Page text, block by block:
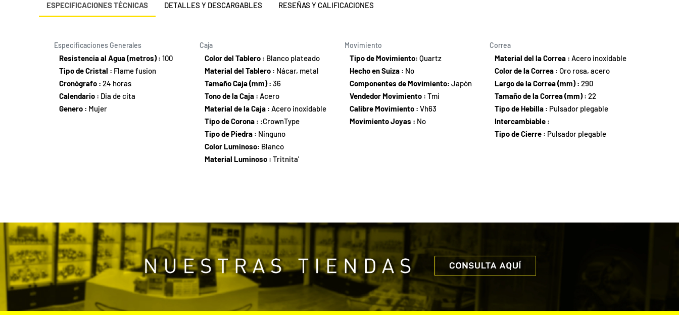
ESPECIFICACIONES TÉCNICAS DETALLES Y DESCARGABLES RESEÑAS Y CALIFICACIONES
Especificaciones Generales
Resistencia al Agua (metros) :100
Tipo de Cristal : Flame fusion
Cronógrafo :24 horas
Calendario : Dia de cita
Genero : Mujer
Caja
Color del Tablero : Blanco plateado
Material del Tablero : Nácar, metal
Tamaño Caja (mm) : 36
Tono de la Caja : Acero
Material de la Caja : Acero inoxidable
Tipo de Corona : :CrownType
Tipo de Piedra : Ninguno
Color Luminoso: Blanco
Material Luminoso : Tritnita'
Movimiento
Tipo de Movimiento: Quartz
Hecho en Suiza : No
Componentes de Movimiento: Japón
Vendedor Movimiento : Tmi
Calibre Movimiento : Vh63
Movimiento Joyas : No
Correa
Material del la Correa :Acero inoxidable
Color de la Correa : Oro rosa, acero
Largo de la Correa (mm) :290
Tamaño de la Correa (mm) :22
Tipo de Hebilla : Pulsador plegable
Intercambiable :
Tipo de Cierre : Pulsador plegable